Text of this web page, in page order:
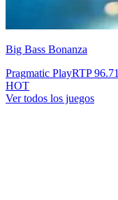
Big Bass Bonanza
Pragmatic PlayRTP96.71
HOT
Ver todos los juegos